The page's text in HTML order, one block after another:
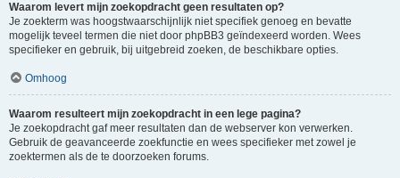
Waarom levert mijn zoekopdracht geen resultaten op?
Je zoekterm was hoogstwaarschijnlijk niet specifiek genoeg en bevatte
mogelijk teveel termen die niet door phpBB3 geïndexeerd worden. Wees
specifieker en gebruik, bij uitgebreid zoeken, de beschikbare opties.
Omhoog
Waarom resulteert mijn zoekopdracht in een lege pagina?
Je zoekopdracht gaf meer resultaten dan de webserver kon verwerken.
Gebruik de geavanceerde zoekfunctie en wees specifieker met zowel je
zoektermen als de te doorzoeken forums.